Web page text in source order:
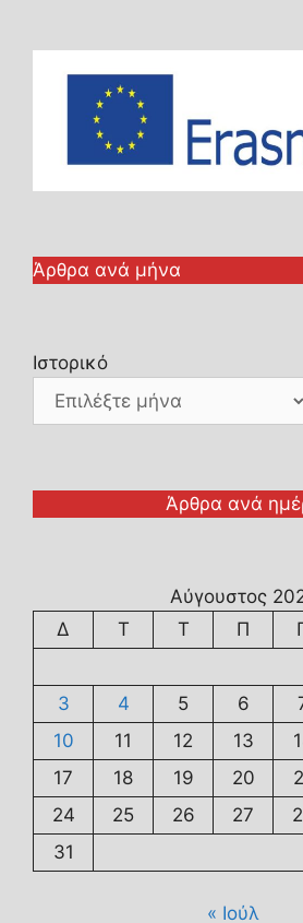
Άρθρα ανά μήνα
Ιστορικό
Άρθρα ανά
Αύγουστος
Δ
Τ Τ Π
3
4 5 6
10
11 12 13
17
18 19 20
24
25 26 27
31
« Ιούλ